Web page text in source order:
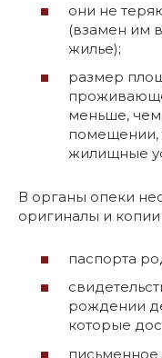
они не
(взамен им
жилье);
размер
меньше,
помещении,
жилищные
В органы опеки
оригиналы и копии
паспорта
рождении
которые
письменное